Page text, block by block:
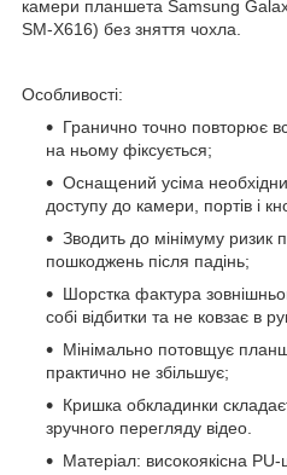
камери планшета Samsung
SM-X616) без зняття чохла.
Особливості:
Гранично точно повторює
на ньому фіксується;
Оснащений усіма
доступу до камери, портів і
Зводить до мінімуму ризик
пошкоджень після падінь;
Шорстка фактура
собі відбитки та не ковзає в
Мінімально потовщує
практично не збільшує;
Кришка обкладинки
зручного перегляду відео.
Матеріал: високоякісна PU-